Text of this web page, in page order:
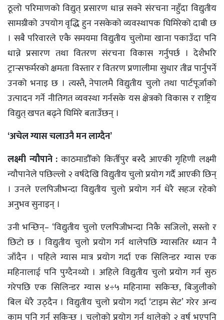
ठूलो परिमाणको विद्युत् प्रसारण धान्न सक्ने संरचना नहुँदा विद्युतीय
सामग्रीको उपयोग वृद्धि हुन नसकेको व्यवस्थापक घिमिरेको दाबी छ
। सबै परिवारले एकै समयमा विद्युतीय चुलोमा खाना पकाउँदा पनि
धान्ने प्रसारण तथा वितरण संरचना विकास गर्नुपर्छ । देशैभरि
ट्रान्सफर्मरको क्षमता विस्तार र वितरण प्रणालीमा सुधार तीव्र पार्नुपर्ने
उनको भनाइ छ । त्यस्तै, नेपालमै विद्युतीय चुलो तथा पार्टपूर्जाको
उत्पादन गर्ने नीतिगत व्यवस्था गर्नसके यस क्षेत्रको विकास र राष्ट्रिय
विद्युत् खपत बढ्ने घिमिरे बताउँछन् ।
‘अचेल ग्यास चलाउनै मन लाग्दैन’
लक्ष्मी न्यौपाने : काठमाडौँको किर्तीपुर बस्दै आएकी गृहिणी लक्ष्मी
न्यौपानेले पछिल्लो २ वर्षदेखि विद्युतीय चुलो प्रयोग गर्दै आएकी छिन्
। उनले एलपिजीभन्दा विद्युतीय चुलो प्रयोग गर्न धेरै सहज रहेको
अनुभव सुनाइन् ।
उनी भन्छिन्– ‘विद्युतीय चुलो एलपिजीभन्दा निकै सजिलो, सस्तो र
छिटो छ । विद्युतीय चुलो प्रयोग गर्न थालेपछि ग्यासतिर ध्यान नै
जाँदैन । पहिले ग्यास मात्र प्रयोग गर्दा एक सिलिन्डर ग्यास एक
महिनालाई पनि पुग्दैनथ्यो । अहिले विद्युतीय चुलो प्रयोग गर्न सुरु
गरेपछि एक सिलिन्डर ग्यास ४÷५ महिनामा सकिन्छ, बिजुलीको
बिल धेरै उठ्दैन । विद्युतीय चुलो प्रयोग गर्दा ‘टाइम सेट’ गरेर अन्य